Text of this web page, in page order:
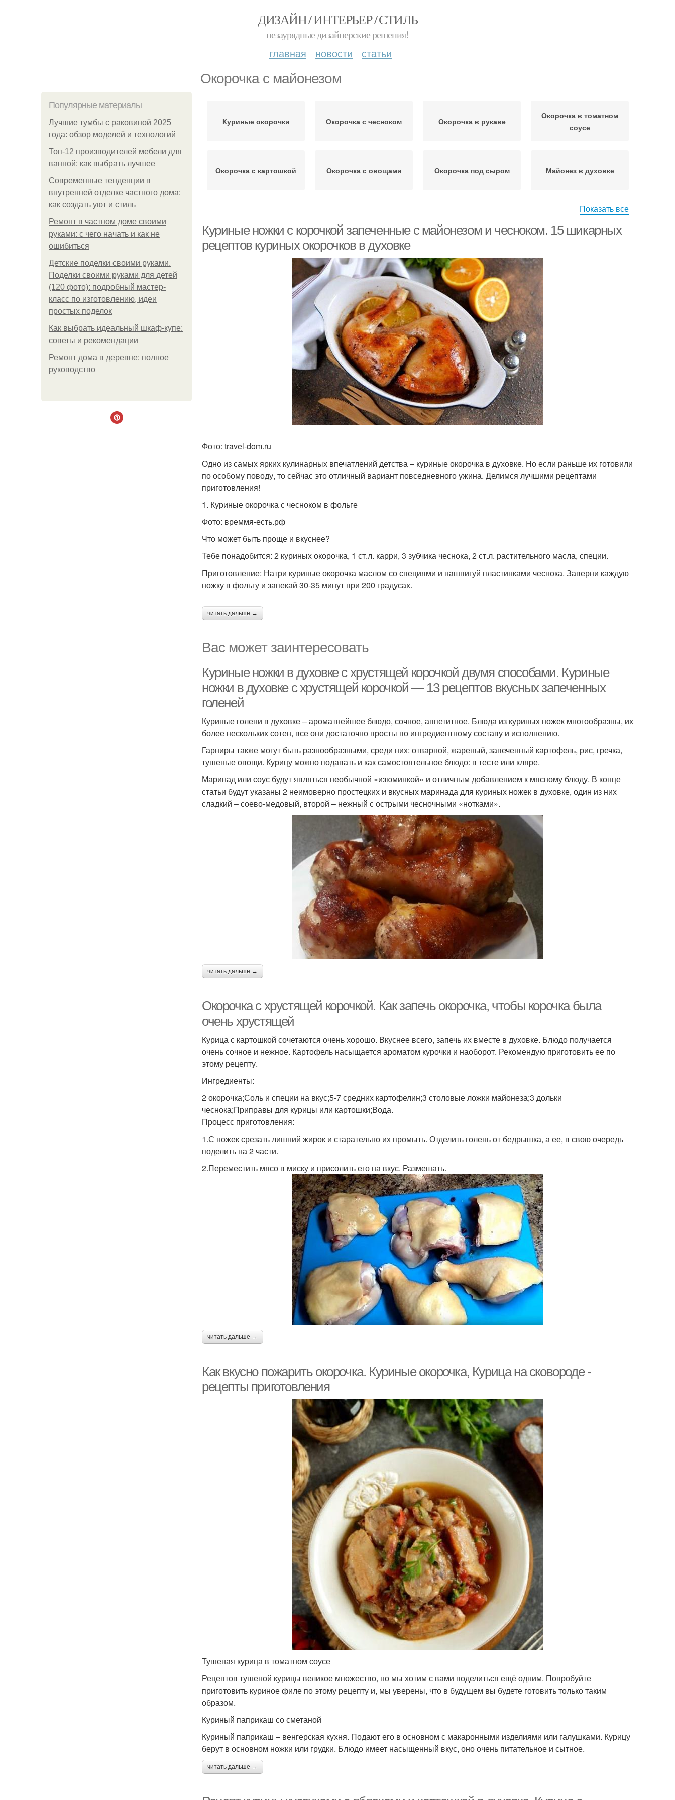
ДИЗАЙН / ИНТЕРЬЕР / СТИЛЬ
незаурядные дизайнерские решения!
главная новости статьи
Окорочка с майонезом
Популярные материалы
Лучшие тумбы с раковиной 2025
года: обзор моделей и технологий
Топ-12 производителей мебели для
ванной: как выбрать лучшее
Современные тенденции в
внутренней отделке частного дома:
как создать уют и стиль
Ремонт в частном доме своими
руками: с чего начать и как не
ошибиться
Детские поделки своими руками.
Поделки своими руками для детей
(120 фото): подробный мастер-
класс по изготовлению, идеи
простых поделок
Как выбрать идеальный шкаф-купе:
советы и рекомендации
Ремонт дома в деревне: полное
руководство
Куриные окорочки Окорочка с чесноком Окорочка в рукаве
Окорочка в томатном
соусе
Окорочка с картошкой Окорочка с овощами Окорочка под сыром Майонез в духовке
майонезном соусе
Показать все
Куриные ножки с корочкой запеченные с майонезом и чесноком. 15 шикарных
рецептов куриных окорочков в духовке
Фото: travel-dom.ru
Одно из самых ярких кулинарных впечатлений детства – куриные окорочка в духовке. Но если раньше их готовили
по особому поводу, то сейчас это отличный вариант повседневного ужина. Делимся лучшими рецептами
приготовления!
1. Куриные окорочка с чесноком в фольге
Фото: времмя-есть.рф
Что может быть проще и вкуснее?
Тебе понадобится: 2 куриных окорочка, 1 ст.л. карри, 3 зубчика чеснока, 2 ст.л. растительного масла, специи.
Приготовление: Натри куриные окорочка маслом со специями и нашпигуй пластинками чеснока. Заверни каждую
ножку в фольгу и запекай 30-35 минут при 200 градусах.
читать дальше →
Вас может заинтересовать
Куриные ножки в духовке с хрустящей корочкой двумя способами. Куриные
ножки в духовке с хрустящей корочкой — 13 рецептов вкусных запеченных
голеней
Куриные голени в духовке – ароматнейшее блюдо, сочное, аппетитное. Блюда из куриных ножек многообразны, их
более нескольких сотен, все они достаточно просты по ингредиентному составу и исполнению.
Гарниры также могут быть разнообразными, среди них: отварной, жареный, запеченный картофель, рис, гречка,
тушеные овощи. Курицу можно подавать и как самостоятельное блюдо: в тесте или кляре.
Маринад или соус будут являться необычной «изюминкой» и отличным добавлением к мясному блюду. В конце
статьи будут указаны 2 неимоверно простецких и вкусных маринада для куриных ножек в духовке, один из них
сладкий – соево-медовый, второй – нежный с острыми чесночными «нотками».
читать дальше →
Окорочка с хрустящей корочкой. Как запечь окорочка, чтобы корочка была
очень хрустящей
Курица с картошкой сочетаются очень хорошо. Вкуснее всего, запечь их вместе в духовке. Блюдо получается
очень сочное и нежное. Картофель насыщается ароматом курочки и наоборот. Рекомендую приготовить ее по
этому рецепту.
Ингредиенты:
2 окорочка;Соль и специи на вкус;5-7 средних картофелин;3 столовые ложки майонеза;3 дольки
чеснока;Приправы для курицы или картошки;Вода.
Процесс приготовления:
1.С ножек срезать лишний жирок и старательно их промыть. Отделить голень от бедрышка, а ее, в свою очередь
поделить на 2 части.
2.Переместить мясо в миску и присолить его на вкус. Размешать.
читать дальше →
Как вкусно пожарить окорочка. Куриные окорочка, Курица на сковороде -
рецепты приготовления
Тушеная курица в томатном соусе
Рецептов тушеной курицы великое множество, но мы хотим с вами поделиться ещё одним. Попробуйте
приготовить куриное филе по этому рецепту и, мы уверены, что в будущем вы будете готовить только таким
образом.
Куриный паприкаш со сметаной
Куриный паприкаш – венгерская кухня. Подают его в основном с макаронными изделиями или галушками. Курицу
берут в основном ножки или грудки. Блюдо имеет насыщенный вкус, оно очень питательное и сытное.
читать дальше →